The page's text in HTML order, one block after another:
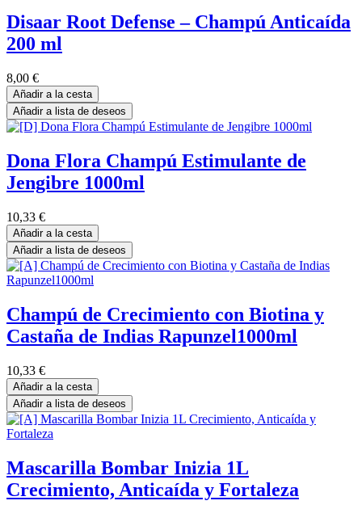
Disaar Root Defense – Champú Anticaída
200 ml
8,00 €
Añadir a la cesta
Añadir a lista de deseos
Dona Flora Champú Estimulante de
Jengibre 1000ml
10,33 €
Añadir a la cesta
Añadir a lista de deseos
Champú de Crecimiento con Biotina y
Castaña de Indias Rapunzel1000ml
10,33 €
Añadir a la cesta
Añadir a lista de deseos
Mascarilla Bombar Inizia 1L
Crecimiento, Anticaída y Fortaleza